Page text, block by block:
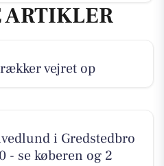
vejret op
i Gredstedbro
- se køberen og 2